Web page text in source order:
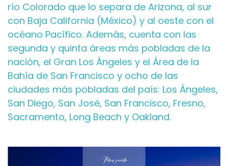
río Colorado que lo separa de Arizona, al sur
con Baja California (México) y al oeste con el
océano Pacífico. Además, cuenta con las
segunda y quinta áreas más pobladas de la
nación, el Gran Los Ángeles y el Área de la
Bahía de San Francisco y ocho de las
ciudades más pobladas del país: Los Ángeles,
San Diego, San José, San Francisco, Fresno,
Sacramento, Long Beach y Oakland.